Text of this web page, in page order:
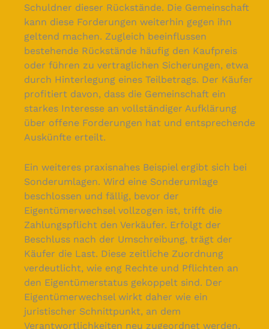
Schuldner dieser Rückstände. Die Gemeinschaft
kann diese Forderungen weiterhin gegen ihn
geltend machen. Zugleich beeinflussen
bestehende Rückstände häufig den Kaufpreis
oder führen zu vertraglichen Sicherungen, etwa
durch Hinterlegung eines Teilbetrags. Der Käufer
profitiert davon, dass die Gemeinschaft ein
starkes Interesse an vollständiger Aufklärung
über offene Forderungen hat und entsprechende
Auskünfte erteilt.
Ein weiteres praxisnahes Beispiel ergibt sich bei
Sonderumlagen. Wird eine Sonderumlage
beschlossen und fällig, bevor der
Eigentümerwechsel vollzogen ist, trifft die
Zahlungspflicht den Verkäufer. Erfolgt der
Beschluss nach der Umschreibung, trägt der
Käufer die Last. Diese zeitliche Zuordnung
verdeutlicht, wie eng Rechte und Pflichten an
den Eigentümerstatus gekoppelt sind. Der
Eigentümerwechsel wirkt daher wie ein
juristischer Schnittpunkt, an dem
Verantwortlichkeiten neu zugeordnet werden,